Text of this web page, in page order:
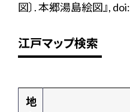
図〕. 本郷湯島絵図』, doi:
江戸マップ検索
地